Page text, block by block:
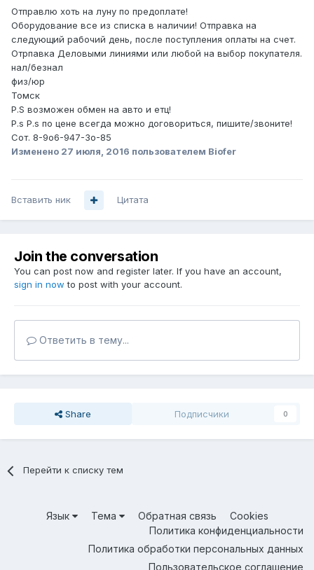
Отправлю хоть на луну по предоплате!
Оборудование все из списка в наличии! Отправка на
следующий рабочий день, после поступления оплаты на счет.
Отрпавка Деловыми линиями или любой на выбор покупателя.
нал/безнал
физ/юр
Томск
P.S возможен обмен на авто и етц!
P.s P.s по цене всегда можно договориться, пишите/звоните!
Сот. 8-9o6-947-3о-85
Изменено 27 июля, 2016 пользователем Biofer
Вставить ник Цитата
Join the conversation
You can post now and register later. If you have an account,
sign in now to post with your account.
Ответить в тему...
Share Подписчики 0
Перейти к списку тем
Язык Тема Обратная связь
Cookies
Политика конфиденциальности
Политика обработки персональных данных
Пользовательское соглашение